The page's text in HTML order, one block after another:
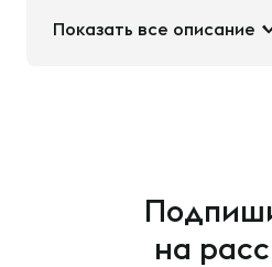
Показать все описание
на